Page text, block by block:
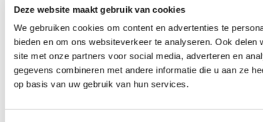
Deze website maakt gebruik van cookies
We gebruiken cookies om content en advertenties te
bieden en om ons websiteverkeer te analyseren. Ook
site met onze partners voor social media, adverteren en
gegevens combineren met andere informatie die u aan ze
op basis van uw gebruik van hun services.
0producten beschikbaar
Spoorverbreders
0producten beschikbaar
Wielmoeren
0producten beschikbaar
Draadeinden
0 producten beschikbaar
0producten beschikbaar